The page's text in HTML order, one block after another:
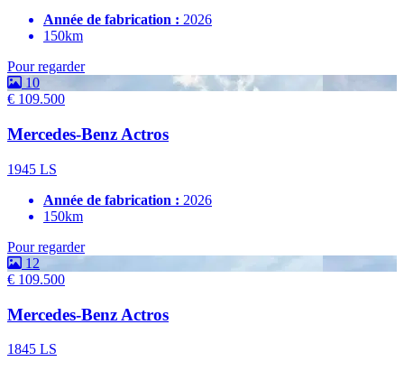
Année de fabrication : 2026
150km
Pour regarder
10
€ 109.500
Mercedes-Benz Actros
1945 LS
Année de fabrication : 2026
150km
Pour regarder
12
€ 109.500
Mercedes-Benz Actros
1845 LS